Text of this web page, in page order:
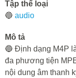
Tập thể loại
🔵 audio
Mô tả
🔵 Định dạng M4P
đa phương tiện
nội dung âm thanh